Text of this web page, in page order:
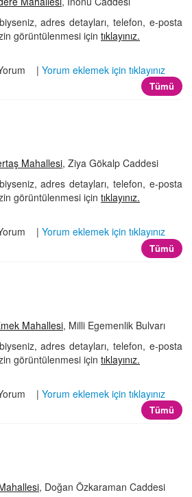
adres detayları, telefon, e-posta
görüntülenmesi için tıklayınız.
| Yorum eklemek için tıklayınız
Tümü
Mahallesi, Ziya Gökalp Caddesi
adres detayları, telefon, e-posta
görüntülenmesi için tıklayınız.
| Yorum eklemek için tıklayınız
Tümü
Mahallesi, Milli Egemenlik Bulvarı
adres detayları, telefon, e-posta
görüntülenmesi için tıklayınız.
| Yorum eklemek için tıklayınız
Tümü
, Doğan Özkaraman Caddesi